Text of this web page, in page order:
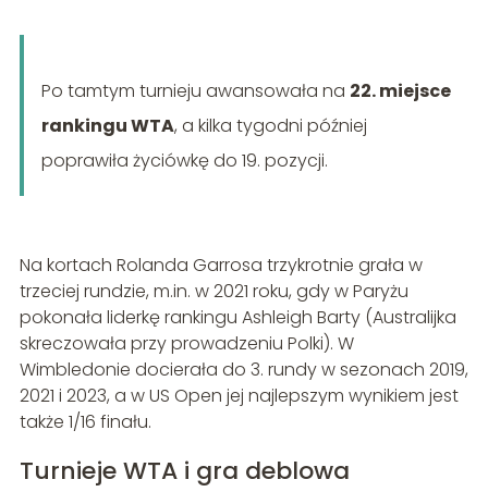
Po tamtym turnieju awansowała na 22. miejsce
rankingu WTA, a kilka tygodni później
poprawiła życiówkę do 19. pozycji.
Na kortach Rolanda Garrosa trzykrotnie grała w
trzeciej rundzie, m.in. w 2021 roku, gdy w Paryżu
pokonała liderkę rankingu Ashleigh Barty (Australijka
skreczowała przy prowadzeniu Polki). W
Wimbledonie docierała do 3. rundy w sezonach 2019,
2021 i 2023, a w US Open jej najlepszym wynikiem jest
także 1/16 finału.
Turnieje WTA i gra deblowa